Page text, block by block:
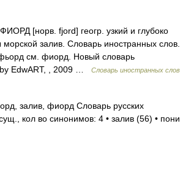
[норв. fjord] геогр. узкий и глубоко
залив. Словарь иностранных слов.
см. фиорд. Новый словарь
EdwART, , 2009 …
Словарь иностранных слов
залив, фиорд Словарь русских
кол во синонимов: 4 • залив (56) • пони